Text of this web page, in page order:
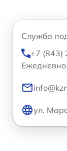
Служба
+7 (843)
ул.